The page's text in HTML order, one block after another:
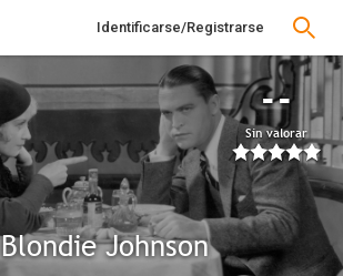
Identificarse/Registrarse
--
Sin valorar
Blondie Johnson